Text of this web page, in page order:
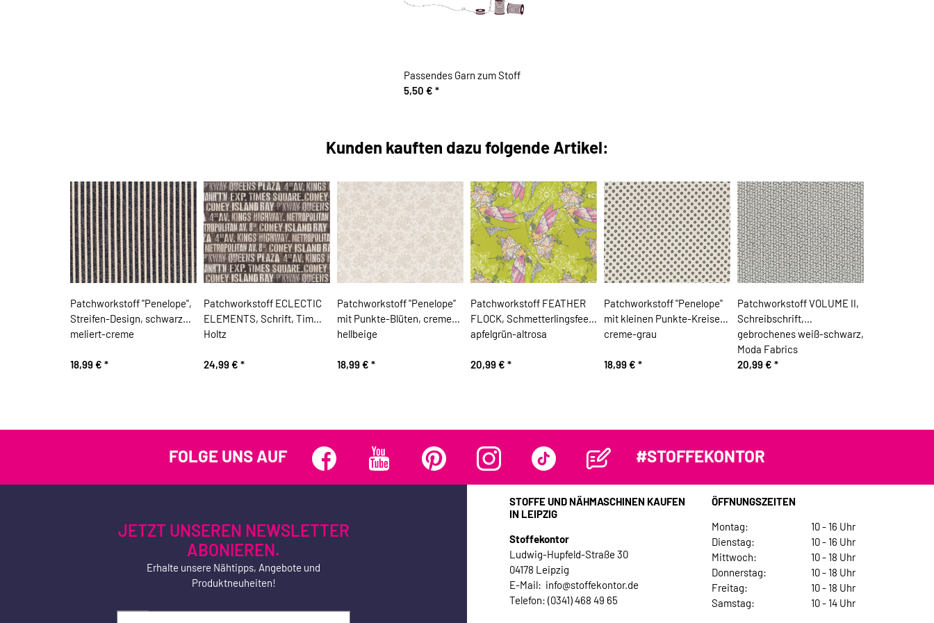
Passendes Garn zum Stoff
5,50 € *
Kunden kauften dazu folgende Artikel:
Patchworkstoff "Penelope",
Streifen-Design, schwarz
meliert-creme
18,99 € *
Patchworkstoff ECLECTIC
ELEMENTS, Schrift, Tim
Holtz
24,99 € *
Patchworkstoff "Penelope"
mit Punkte-Blüten, creme-
hellbeige
18,99 € *
Patchworkstoff FEATHER
FLOCK, Schmetterlingsfeen,
apfelgrün-altrosa
20,99 € *
Patchworkstoff "Penelope"
mit kleinen Punkte-Kreisen,
creme-grau
18,99 € *
Patchworkstoff VOLUME II,
Schreibschrift,
gebrochenes weiß-schwarz,
Moda Fabrics
20,99 € *
FOLGE UNS AUF #STOFFEKONTOR
JETZT UNSEREN NEWSLETTER
ABONIEREN.
Erhalte unsere Nähtipps, Angebote und
Produktneuheiten!
STOFFE UND NÄHMASCHINEN KAUFEN
IN LEIPZIG
Stoffekontor
Ludwig-Hupfeld-Straße 30
04178 Leipzig
E-Mail: info@stoffekontor.de
Telefon: (0341) 468 49 65
ÖFFNUNGSZEITEN
Montag:
10 - 16 Uhr
Dienstag:
10 - 16 Uhr
Mittwoch:
10 - 18 Uhr
Donnerstag:
10 - 18 Uhr
Freitag:
10 - 18 Uhr
Samstag:
10 - 14 Uhr